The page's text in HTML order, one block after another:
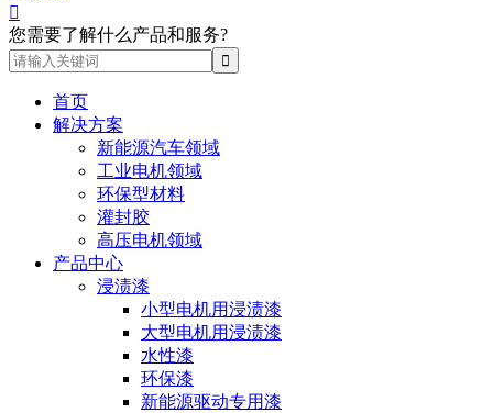

您需要了解什么产品和服务?
首页
解决方案
新能源汽车领域
工业电机领域
环保型材料
灌封胶
高压电机领域
产品中心
浸渍漆
小型电机用浸渍漆
大型电机用浸渍漆
水性漆
环保漆
新能源驱动专用漆